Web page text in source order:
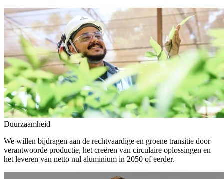
Duurzaamheid
We willen bijdragen aan de rechtvaardige en groene transitie door
verantwoorde productie, het creëren van circulaire oplossingen en
het leveren van netto nul aluminium in 2050 of eerder.